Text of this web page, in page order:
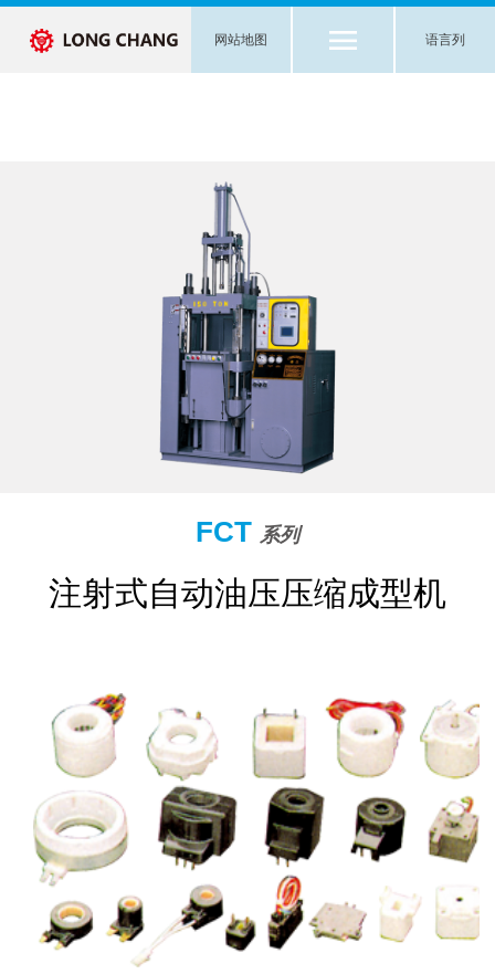
语言列
网站地图
FCT 系列
注射式自动油压压缩成型机